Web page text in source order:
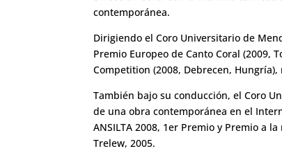
contemporánea.
Dirigiendo el Coro Universitario de
Premio Europeo de Canto Coral (2009,
Competition (2008, Debrecen,
También bajo su conducción, el Coro
de una obra contemporánea en el
ANSILTA 2008, 1er Premio y Premio a
Trelew, 2005.